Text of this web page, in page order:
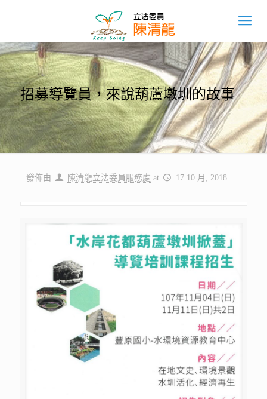
招募導覽員，來說葫蘆墩圳的故事
發佈由 陳清龍立法委員服務處 at 17 10 月, 2018